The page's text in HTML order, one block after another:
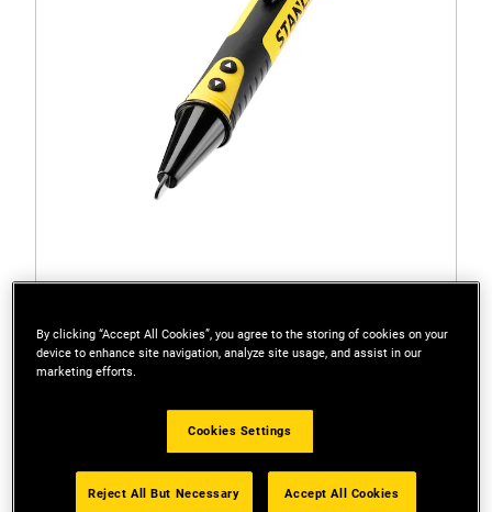
FMHT82567-0
Detector de metale și tensiune fără contact
STANLEY® FATMAX®
By clicking “Accept All Cookies”, you agree to the storing of cookies on your
device to enhance site navigation, analyze site usage, and assist in our
marketing efforts.
Cookies Settings
Reject All But Necessary Accept All Cookies